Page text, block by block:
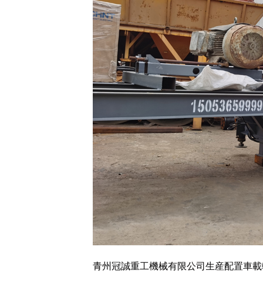
青州冠誠重工機械有限公司生産配置車